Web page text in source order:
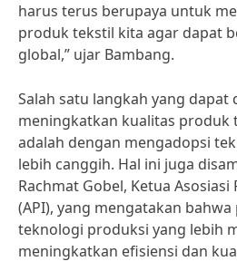
harus terus berupaya untuk
produk tekstil kita agar dapat
global,” ujar Bambang.
Salah satu langkah yang
meningkatkan kualitas produk
adalah dengan mengadopsi
lebih canggih. Hal ini juga
Rachmat Gobel, Ketua
(API), yang mengatakan
teknologi produksi yang lebih
meningkatkan efisiensi dan